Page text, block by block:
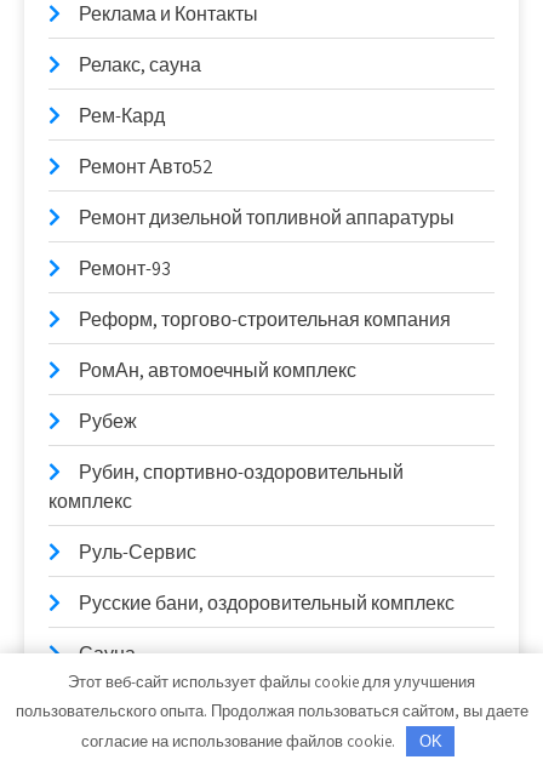
Реклама и Контакты
Релакс, сауна
Рем-Кард
Ремонт Авто52
Ремонт дизельной топливной аппаратуры
Ремонт-93
Реформ, торгово-строительная компания
РомАн, автомоечный комплекс
Рубеж
Рубин, спортивно-оздоровительный
комплекс
Руль-Сервис
Русские бани, оздоровительный комплекс
Сауна
Сауна
Этот веб-сайт использует файлы cookie для улучшения
пользовательского опыта. Продолжая пользоваться сайтом, вы даете
согласие на использование файлов cookie.
OK